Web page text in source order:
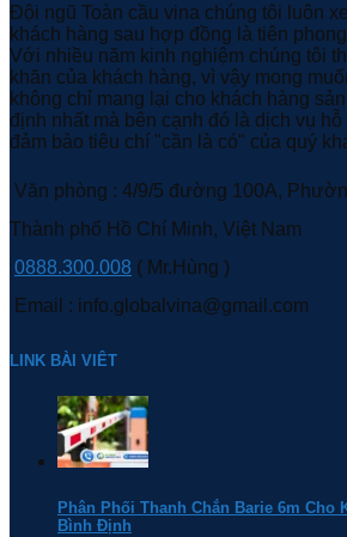
Đội ngũ Toàn cầu vina chúng tôi luôn
khách hàng sau hợp đồng là tiên
Với nhiều năm kinh nghiệm chúng tôi
khăn của khách hàng, vì vậy mong
không chỉ mang lại cho khách hàng
định nhất mà bên cạnh đó là dịch vụ
đảm bảo tiêu chí "cần là có" của quý
Văn phòng : 4/9/5 đường 100A,
Thành phố Hồ Chí Minh, Việt Nam
0888.300.008 ( Mr.Hùng )
Email : info.globalvina@gmail.com
LINK BÀI VIÊT
Phân Phối Thanh Chắn Barie 6m Cho
Bình Định